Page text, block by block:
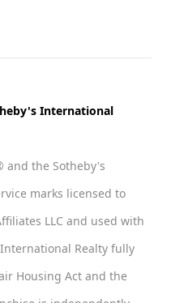
International
and the Sotheby's
marks licensed to
LLC and used with
Realty fully
Housing Act and the